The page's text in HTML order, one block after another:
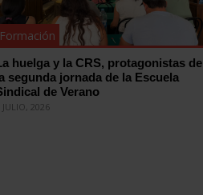
Formación
huelga y la CRS, protagonistas de
segunda jornada de la Escuela
de Verano
JULIO, 2026